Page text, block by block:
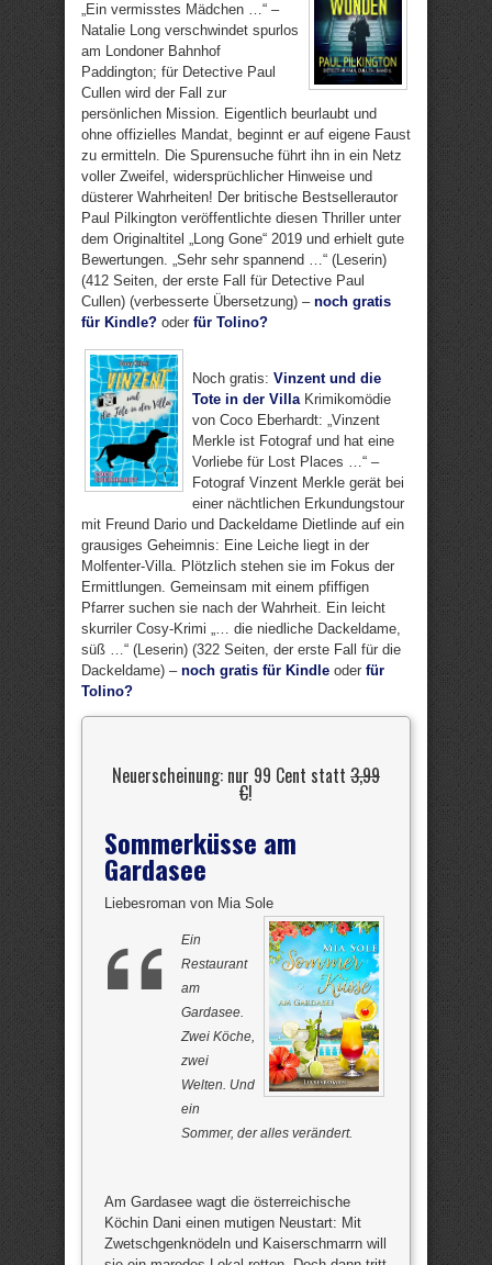
„Ein vermisstes Mädchen …“ –
Natalie Long verschwindet spurlos
am Londoner Bahnhof
Paddington; für Detective Paul
Cullen wird der Fall zur
persönlichen Mission. Eigentlich beurlaubt und
ohne offizielles Mandat, beginnt er auf eigene Faust
zu ermitteln. Die Spurensuche führt ihn in ein Netz
voller Zweifel, widersprüchlicher Hinweise und
düsterer Wahrheiten! Der britische Bestsellerautor
Paul Pilkington veröffentlichte diesen Thriller unter
dem Originaltitel „Long Gone“ 2019 und erhielt gute
Bewertungen. „Sehr sehr spannend …“ (Leserin)
(412 Seiten, der erste Fall für Detective Paul
Cullen) (verbesserte Übersetzung) – noch gratis
für Kindle? oder für Tolino?
Noch gratis: Vinzent und die
Tote in der Villa Krimikomödie
von Coco Eberhardt: „Vinzent
Merkle ist Fotograf und hat eine
Vorliebe für Lost Places …“ –
Fotograf Vinzent Merkle gerät bei
einer nächtlichen Erkundungstour
mit Freund Dario und Dackeldame Dietlinde auf ein
grausiges Geheimnis: Eine Leiche liegt in der
Molfenter-Villa. Plötzlich stehen sie im Fokus der
Ermittlungen. Gemeinsam mit einem pfiffigen
Pfarrer suchen sie nach der Wahrheit. Ein leicht
skurriler Cosy-Krimi „… die niedliche Dackeldame,
süß …“ (Leserin) (322 Seiten, der erste Fall für die
Dackeldame) – noch gratis für Kindle oder für
Tolino?
Neuerscheinung: nur 99 Cent statt 3,99
€!
Sommerküsse am
Gardasee
Liebesroman von Mia Sole
Ein
Restaurant
am
Gardasee.
Zwei Köche,
zwei
Welten. Und
ein
Sommer, der alles verändert.
Am Gardasee wagt die österreichische
Köchin Dani einen mutigen Neustart: Mit
Zwetschgenknödeln und Kaiserschmarrn will